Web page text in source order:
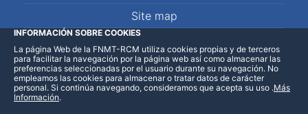
Site map
LinkedInFacebookWhatsApp
INFORMACIÓN SOBRE COOKIES
La página Web de la FNMT-RCM utiliza cookies propias y de terceros
para facilitar la navegación por la página web así como almacenar las
preferencias seleccionadas por el usuario durante su navegación. No
empleamos las cookies para almacenar o tratar datos de carácter
personal. Si continúa navegando, consideramos que acepta su uso .Más
Información.